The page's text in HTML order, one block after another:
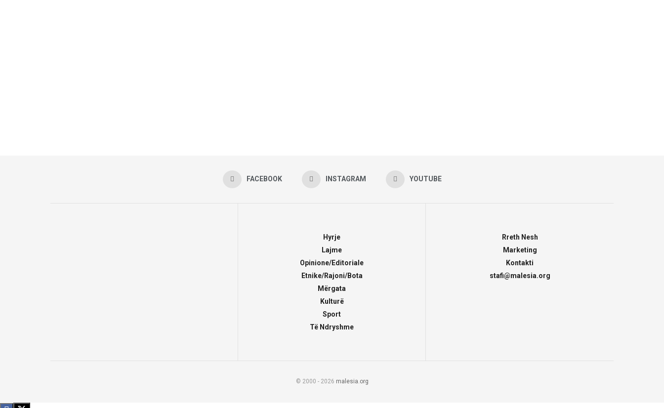
FACEBOOK INSTAGRAM YOUTUBE
Hyrje
Lajme
Opinione/Editoriale
Etnike/Rajoni/Bota
Mërgata
Kulturë
Sport
Të Ndryshme
Rreth Nesh
Marketing
Kontakti
stafi@malesia.org
© 2000 - 2026 malesia.org